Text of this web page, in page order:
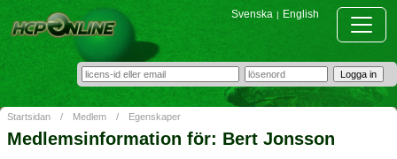
Svenska | English
Startsidan / Medlem / Egenskaper
Medlemsinformation för: Bert Jonsson